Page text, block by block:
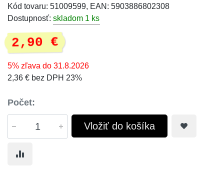
Kód tovaru: 51009599, EAN: 5903886802308
Dostupnosť: skladom 1 ks
2,90 €
5% zľava do 31.8.2026
2,36 € bez DPH 23%
Počet:
Vložiť do košíka